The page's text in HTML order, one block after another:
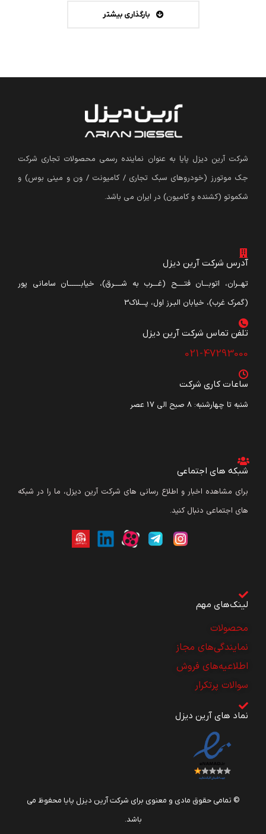
بارگذاری بیشتر
شرکت آرین دیزل پایا به عنوان نماینده رسمی محصولات تجاری شرکت
جک موتورز (خودروهای سبک تجاری / کامیونت / ون و مینی بوس) و
شکموتو (کشنده و کامیون) در ایران می باشد.
آدرس شرکت آرین دیزل
تهــران، اتوبـــان فتــــح (غـــرب به شــــرق)، خیابـــــــان سامانی پور
(گمرک غرب)، خیابان البـرز اول، پـــلاک3
تلفن تماس شرکت آرین دیزل​
021-47293000
ساعات کاری شرکت
شنبه تا چهارشنبه: ۸ صبح الی 17 عصر
شبکه های اجتماعی
برای مشاهده اخبار و اطلاع رسانی های شرکت آرین دیزل، ما را در شبکه
های اجتماعی دنبال کنید.
لینک‌های مهم
محصولات
نمایندگی‌های مجاز
اطلاعیه‌های فروش
سوالات پرتکرار
نماد های آرین دیزل
© تمامی حقوق مادی و معنوی برای شرکت آرین دیزل پایا محفوظ می
باشد.